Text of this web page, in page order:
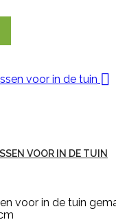

VOOR IN DE TUIN
voor in de tuin